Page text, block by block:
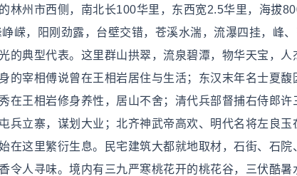
林州市西侧，南北长100华里，东西宽2.5华里，海拔
嵘，阳刚劲露，台壁交错，苍溪水湍，流瀑四挂，峰、
的典型代表。这里群山拱翠，流泉碧潭，物华天宝，人
的宰相傅说曾在王相岩居住与生活；东汉末年名士夏馥
在王相岩修身养性，居山不舍；清代兵部督捕右侍郎许
兵立寨，谋划大业；北齐神武帝高欢、明代名将左良玉
在这里繁衍生息。民宅建筑大都就地取材，石街、石院
令人寻味。境内有三九严寒桃花开的桃花谷，三伏酷暑